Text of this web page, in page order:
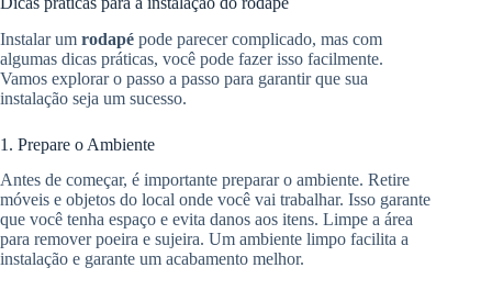
Instalar um rodapé pode parecer complicado, mas com
algumas dicas práticas, você pode fazer isso facilmente.
Vamos explorar o passo a passo para garantir que sua
instalação seja um sucesso.
1. Prepare o Ambiente
Antes de começar, é importante preparar o ambiente. Retire
móveis e objetos do local onde você vai trabalhar. Isso garante
que você tenha espaço e evita danos aos itens. Limpe a área
para remover poeira e sujeira. Um ambiente limpo facilita a
instalação e garante um acabamento melhor.